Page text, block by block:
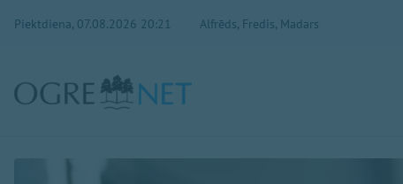
Piektdiena, 07.08.2026 20:21 Alfrēds, Fredis, Madars